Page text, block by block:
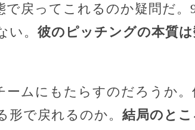
戻ってこれるのか疑問だ。
。 彼のピッチングの本質
ムにもたらすのだろうか。
で戻れるのか。 結局のと